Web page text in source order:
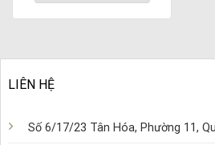
LIÊN HỆ
Số 6/17/23 Tân Hóa, Phường 11,